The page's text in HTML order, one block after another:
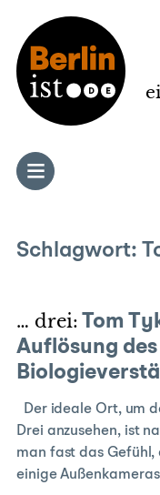
Schlagwort:
… drei: Tom
Auflösung
Der ideale Ort, um
Drei anzusehen, ist
man fast das
einige